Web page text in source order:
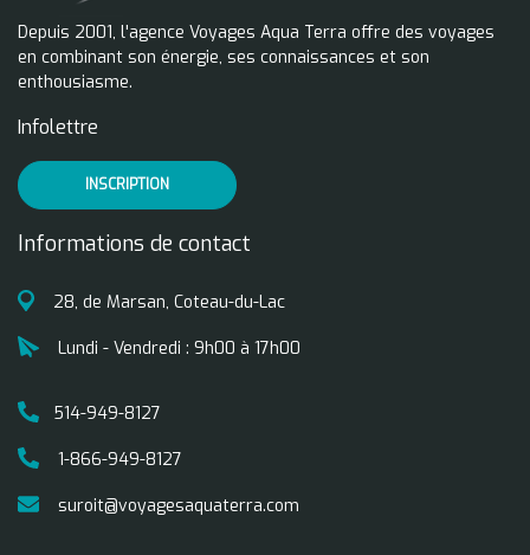
Depuis 2001, l'agence Voyages Aqua Terra offre des voyages
en combinant son énergie, ses connaissances et son
enthousiasme.
Informations de contact
28, de Marsan, Coteau-du-Lac
Lundi - Vendredi : 9h00 à 17h00
514-949-8127
1-866-949-8127
suroit@voyagesaquaterra.com
Infolettre
INSCRIPTION